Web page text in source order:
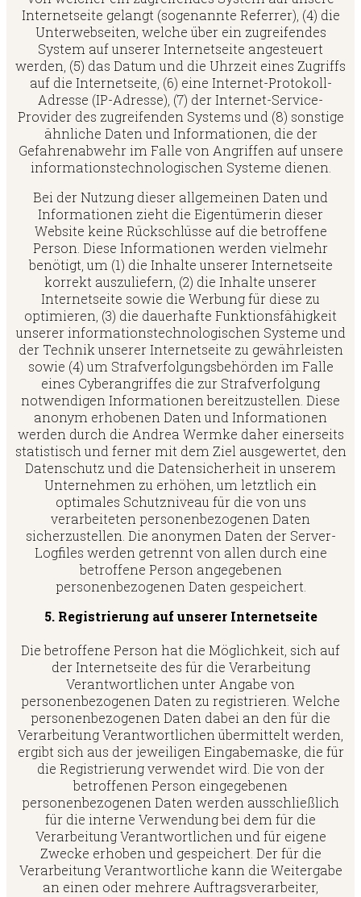
Internetseite gelangt (sogenannte Referrer), (4) die
Unterwebseiten, welche über ein zugreifendes
System auf unserer Internetseite angesteuert
werden, (5) das Datum und die Uhrzeit eines Zugriffs
auf die Internetseite, (6) eine Internet-Protokoll-
Adresse (IP-Adresse), (7) der Internet-Service-
Provider des zugreifenden Systems und (8) sonstige
ähnliche Daten und Informationen, die der
Gefahrenabwehr im Falle von Angriffen auf unsere
informationstechnologischen Systeme dienen.
Bei der Nutzung dieser allgemeinen Daten und
Informationen zieht die Eigentümerin dieser
Website keine Rückschlüsse auf die betroffene
Person. Diese Informationen werden vielmehr
benötigt, um (1) die Inhalte unserer Internetseite
korrekt auszuliefern, (2) die Inhalte unserer
Internetseite sowie die Werbung für diese zu
optimieren, (3) die dauerhafte Funktionsfähigkeit
unserer informationstechnologischen Systeme und
der Technik unserer Internetseite zu gewährleisten
sowie (4) um Strafverfolgungsbehörden im Falle
eines Cyberangriffes die zur Strafverfolgung
notwendigen Informationen bereitzustellen. Diese
anonym erhobenen Daten und Informationen
werden durch die Andrea Wermke daher einerseits
statistisch und ferner mit dem Ziel ausgewertet, den
Datenschutz und die Datensicherheit in unserem
Unternehmen zu erhöhen, um letztlich ein
optimales Schutzniveau für die von uns
verarbeiteten personenbezogenen Daten
sicherzustellen. Die anonymen Daten der Server-
Logfiles werden getrennt von allen durch eine
betroffene Person angegebenen
personenbezogenen Daten gespeichert.
5. Registrierung auf unserer Internetseite
Die betroffene Person hat die Möglichkeit, sich auf
der Internetseite des für die Verarbeitung
Verantwortlichen unter Angabe von
personenbezogenen Daten zu registrieren. Welche
personenbezogenen Daten dabei an den für die
Verarbeitung Verantwortlichen übermittelt werden,
ergibt sich aus der jeweiligen Eingabemaske, die für
die Registrierung verwendet wird. Die von der
betroffenen Person eingegebenen
personenbezogenen Daten werden ausschließlich
für die interne Verwendung bei dem für die
Verarbeitung Verantwortlichen und für eigene
Zwecke erhoben und gespeichert. Der für die
Verarbeitung Verantwortliche kann die Weitergabe
an einen oder mehrere Auftragsverarbeiter,